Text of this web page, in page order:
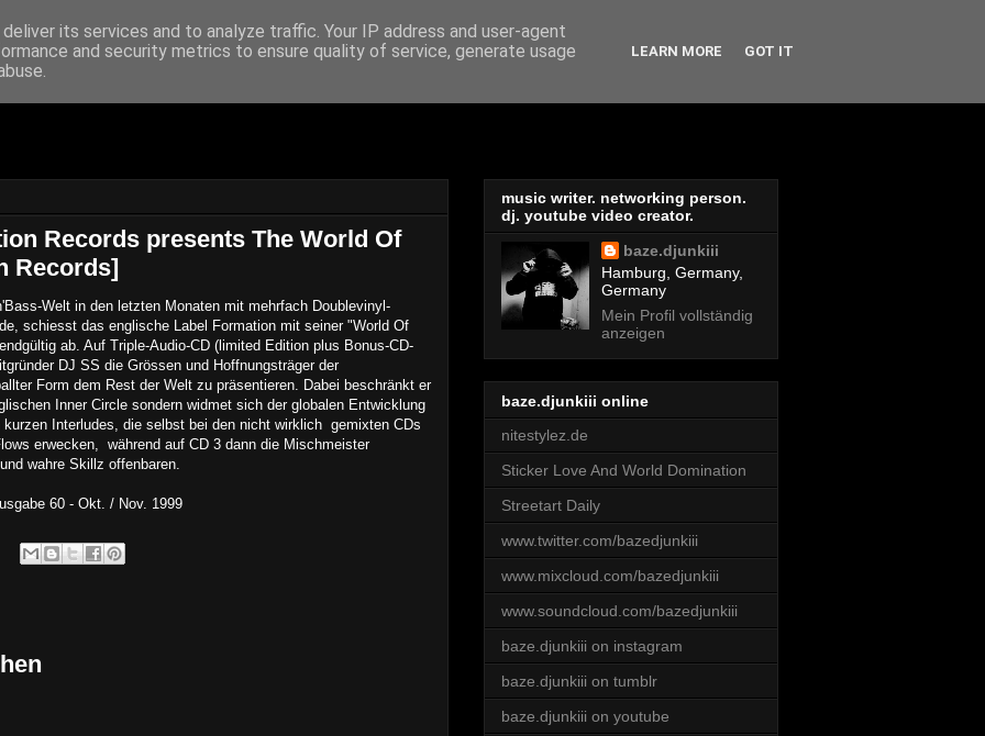
The Archive
Records presents The World Of
Records]
Welt in den letzten Monaten mit mehrfach Doublevinyl-
schiesst das englische Label Formation mit seiner "World Of
ab. Auf Triple-Audio-CD (limited Edition plus Bonus-CD-
DJ SS die Grössen und Hoffnungsträger der
Form dem Rest der Welt zu präsentieren. Dabei beschränkt er
Inner Circle sondern widmet sich der globalen Entwicklung
Interludes, die selbst bei den nicht wirklich gemixten CDs
erwecken, während auf CD 3 dann die Mischmeister
wahre Skillz offenbaren.
60 - Okt. / Nov. 1999
music writer. networking person.
dj. youtube video creator.
baze.djunkiii
Hamburg, Germany,
Germany
Mein Profil vollständig
anzeigen
baze.djunkiii online
nitestylez.de
Sticker Love And World Domination
Streetart Daily
www.twitter.com/bazedjunkiii
www.mixcloud.com/bazedjunkiii
www.soundcloud.com/bazedjunkiii
baze.djunkiii on instagram
baze.djunkiii on tumblr
baze.djunkiii on youtube
its services and to analyze traffic. Your IP address and user-agent
and security metrics to ensure quality of service, generate usage
LEARN MORE GOT IT